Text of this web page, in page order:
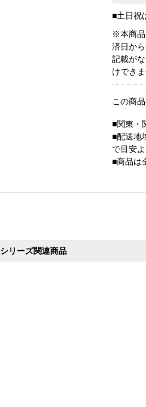
■土日祝
※本商
済日か
記載が
けでき
この商
■関東・
■配送地
で目安
■商品は
シリーズ関連商品